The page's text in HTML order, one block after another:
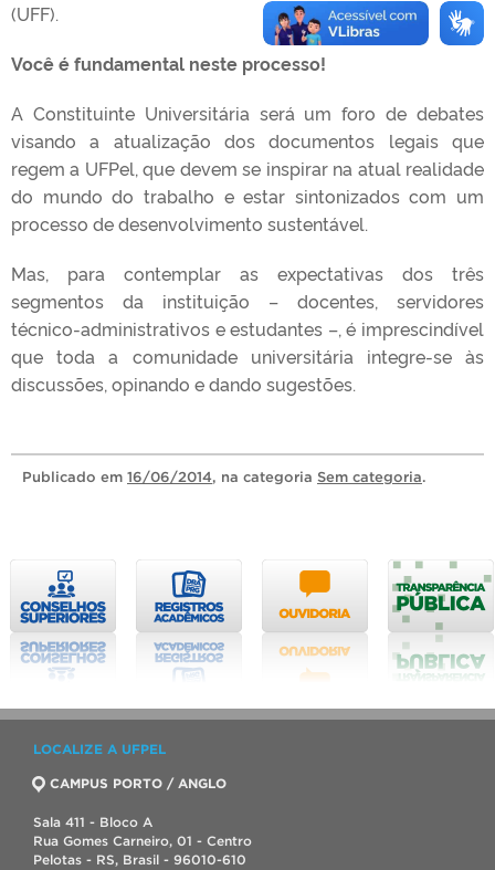
(UFF).
Você é fundamental neste processo!
A Constituinte Universitária será um foro de debates
visando a atualização dos documentos legais que
regem a UFPel, que devem se inspirar na atual realidade
do mundo do trabalho e estar sintonizados com um
processo de desenvolvimento sustentável.
Mas, para contemplar as expectativas dos três
segmentos da instituição – docentes, servidores
técnico-administrativos e estudantes –, é imprescindível
que toda a comunidade universitária integre-se às
discussões, opinando e dando sugestões.
Publicado em 16/06/2014, na categoria Sem categoria.
LOCALIZE A UFPEL
CAMPUS PORTO / ANGLO
Sala 411 - Bloco A
Rua Gomes Carneiro, 01 - Centro
Pelotas - RS, Brasil - 96010-610